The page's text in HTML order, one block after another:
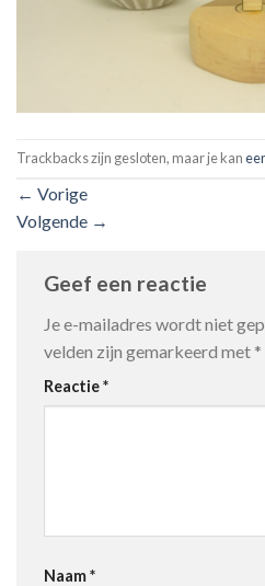
Trackbacks zijn gesloten, maar je kan
← Vorige
Volgende →
Geef een reactie
Je e-mailadres wordt niet
velden zijn gemarkeerd met *
Reactie*
Naam*